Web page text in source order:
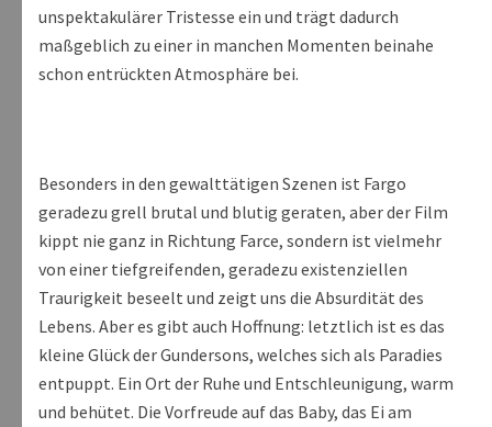
unspektakulärer Tristesse ein und trägt dadurch
maßgeblich zu einer in manchen Momenten beinahe
schon entrückten Atmosphäre bei.
Besonders in den gewalttätigen Szenen ist Fargo
geradezu grell brutal und blutig geraten, aber der Film
kippt nie ganz in Richtung Farce, sondern ist vielmehr
von einer tiefgreifenden, geradezu existenziellen
Traurigkeit beseelt und zeigt uns die Absurdität des
Lebens. Aber es gibt auch Hoffnung: letztlich ist es das
kleine Glück der Gundersons, welches sich als Paradies
entpuppt. Ein Ort der Ruhe und Entschleunigung, warm
und behütet. Die Vorfreude auf das Baby, das Ei am